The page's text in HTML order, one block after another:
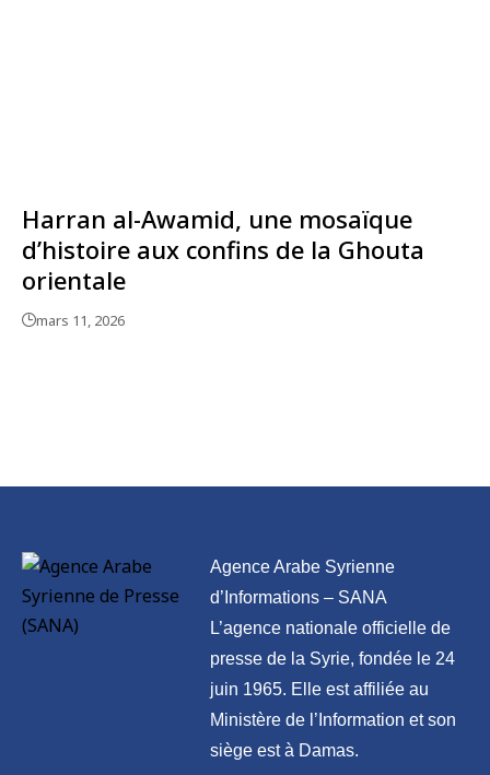
Harran al-Awamid, une mosaïque
d’histoire aux confins de la Ghouta
orientale
mars 11, 2026
Agence Arabe Syrienne
d’Informations – SANA
L’agence nationale officielle de
presse de la Syrie, fondée le 24
juin 1965. Elle est affiliée au
Ministère de l’Information et son
siège est à Damas.